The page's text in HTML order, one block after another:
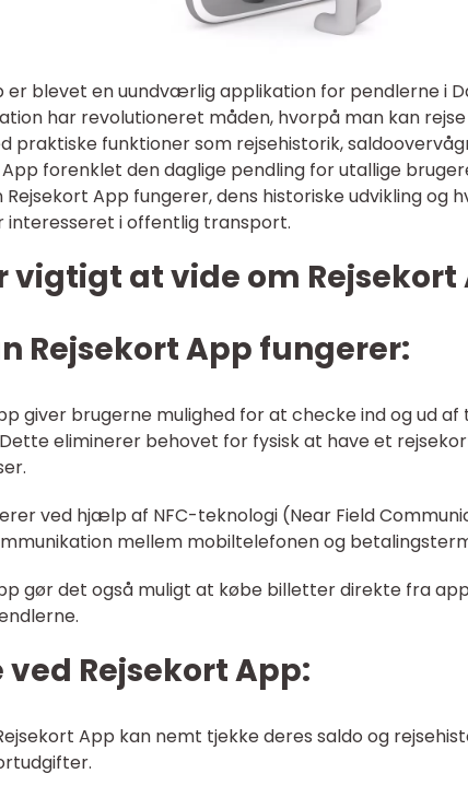
er blevet en uundværlig applikation for pendlerne i
har revolutioneret måden, hvorpå man kan
praktiske funktioner som rejsehistorik,
forenklet den daglige pendling for utallige
Rejsekort App fungerer, dens historiske udvikling og
interesseret i offentlig transport.
vigtigt at vide om Rejsekort
Rejsekort App fungerer:
giver brugerne mulighed for at checke ind og ud
eliminerer behovet for fysisk at have et
ved hjælp af NFC-teknologi (Near Field
mellem mobiltelefonen og
gør det også muligt at købe billetter direkte fra
ved Rejsekort App:
App kan nemt tjekke deres saldo og